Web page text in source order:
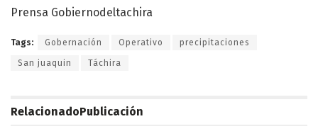
Prensa Gobiernodeltachira
Tags: Gobernación Operativo precipitaciones
San juaquin Táchira
RelacionadoPublicación